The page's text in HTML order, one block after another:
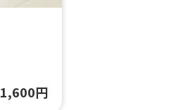
1,600円